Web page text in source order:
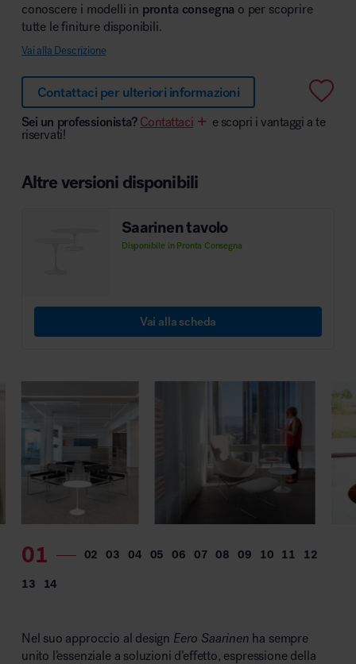
conoscere i modelli in pronta consegna o per scoprire
tutte le finiture disponibili.
Vai alla Descrizione
Contattaci per ulteriori informazioni
Sei un professionista? Contattaci
e scopri i vantaggi a te
riservati!
Altre versioni disponibili
Saarinen tavolo
Disponibile in Pronta Consegna
Vai alla scheda
Nel suo approccio al design Eero Saarinen ha sempre
unito l’essenziale a soluzioni d’effetto, espressione della